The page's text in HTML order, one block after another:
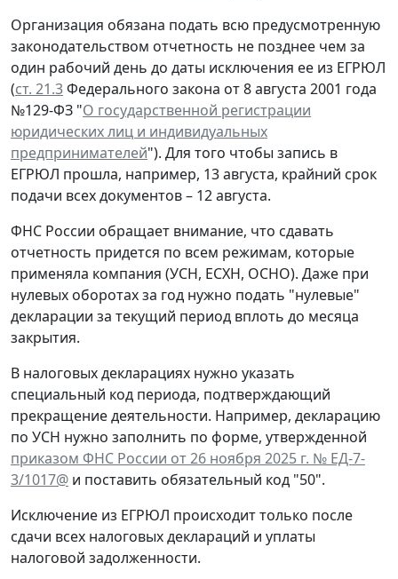
Организация обязана подать всю предусмотренную
законодательством отчетность не позднее чем за
один рабочий день до даты исключения ее из ЕГРЮЛ
(ст. 21.3Федерального закона от 8 августа 2001 года
№129-ФЗ "О государственной регистрации
юридических лиц и индивидуальных
предпринимателей"). Для того чтобы запись в
ЕГРЮЛ прошла, например, 13 августа, крайний срок
подачи всех документов – 12 августа.
ФНС России обращает внимание, что сдавать
отчетность придется по всем режимам, которые
применяла компания (УСН, ЕСХН, ОСНО). Даже при
нулевых оборотах за год нужно подать "нулевые"
декларации за текущий период вплоть до месяца
закрытия.
В налоговых декларациях нужно указать
специальный код периода, подтверждающий
прекращение деятельности. Например, декларацию
по УСН нужно заполнить по форме, утвержденной
приказом ФНС России от 26 ноября 2025 г. № ЕД-7-
3/1017@ и поставить обязательный код "50".
Исключение из ЕГРЮЛ происходит только после
сдачи всех налоговых деклараций и уплаты
налоговой задолженности.